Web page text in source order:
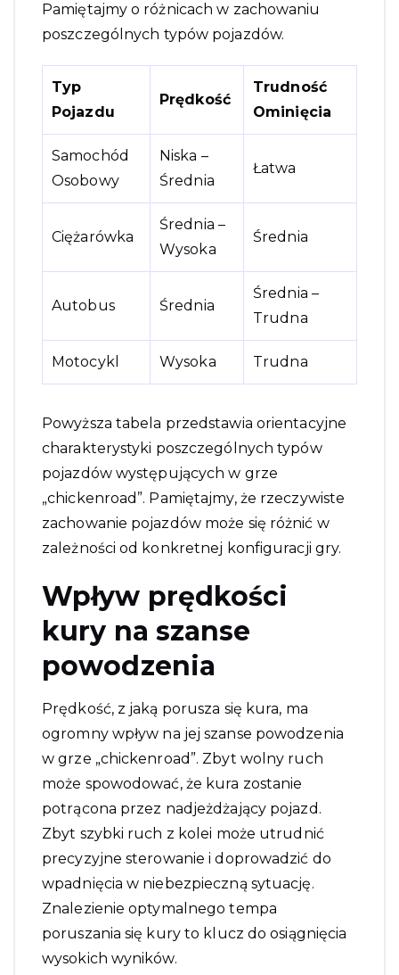
Pamiętajmy o różnicach w zachowaniu
poszczególnych typów pojazdów.
Typ
Pojazdu
Prędkość
Trudność
Ominięcia
Samochód
Osobowy
Niska –
Średnia
Łatwa
Ciężarówka
Średnia –
Wysoka
Średnia
Autobus Średnia
Średnia –
Trudna
Motocykl Wysoka Trudna
Powyższa tabela przedstawia orientacyjne
charakterystyki poszczególnych typów
pojazdów występujących w grze
„chickenroad”. Pamiętajmy, że rzeczywiste
zachowanie pojazdów może się różnić w
zależności od konkretnej konfiguracji gry.
Wpływ prędkości
kury na szanse
powodzenia
Prędkość, z jaką porusza się kura, ma
ogromny wpływ na jej szanse powodzenia
w grze „chickenroad”. Zbyt wolny ruch
może spowodować, że kura zostanie
potrącona przez nadjeżdżający pojazd.
Zbyt szybki ruch z kolei może utrudnić
precyzyjne sterowanie i doprowadzić do
wpadnięcia w niebezpieczną sytuację.
Znalezienie optymalnego tempa
poruszania się kury to klucz do osiągnięcia
wysokich wyników.